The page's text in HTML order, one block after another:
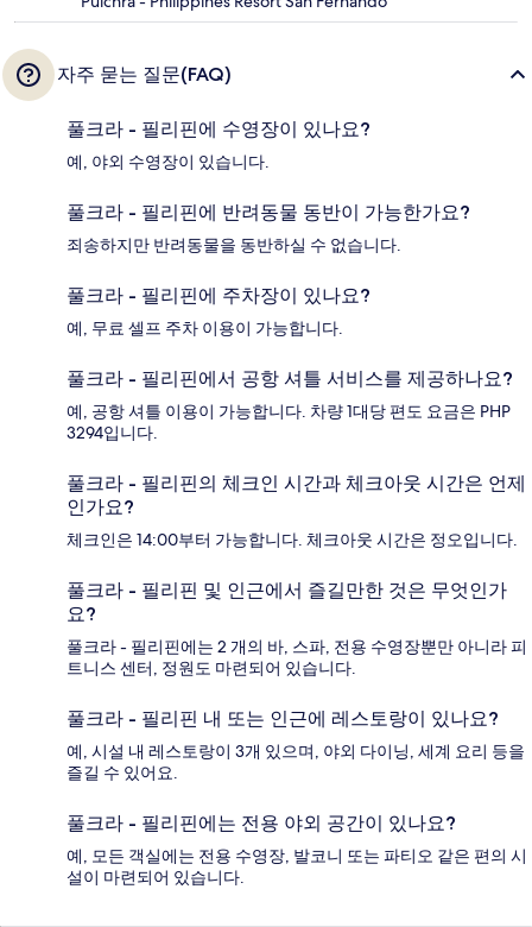
자주 묻는 질문(FAQ)
풀크라 - 필리핀에 수영장이 있나요?
예, 야외 수영장이 있습니다.
풀크라 - 필리핀에 반려동물 동반이 가능한가요?
죄송하지만 반려동물을 동반하실 수 없습니다.
풀크라 - 필리핀에 주차장이 있나요?
예, 무료 셀프 주차 이용이 가능합니다.
풀크라 - 필리핀에서 공항 셔틀 서비스를 제공하나요?
예, 공항 셔틀 이용이 가능합니다. 차량 1대당 편도 요금은 PHP
3294입니다.
풀크라 - 필리핀의 체크인 시간과 체크아웃 시간은 언제
인가요?
체크인은 14:00부터 가능합니다. 체크아웃 시간은 정오입니다.
풀크라 - 필리핀 및 인근에서 즐길만한 것은 무엇인가
요?
풀크라 - 필리핀에는 2 개의 바, 스파, 전용 수영장뿐만 아니라 피
트니스 센터, 정원도 마련되어 있습니다.
풀크라 - 필리핀 내 또는 인근에 레스토랑이 있나요?
예, 시설 내 레스토랑이 3개 있으며, 야외 다이닝, 세계 요리 등을
즐길 수 있어요.
풀크라 - 필리핀에는 전용 야외 공간이 있나요?
예, 모든 객실에는 전용 수영장, 발코니 또는 파티오 같은 편의 시
설이 마련되어 있습니다.